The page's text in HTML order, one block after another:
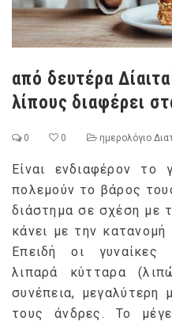
από δευτέρα
λίπους διαφέρει
0 0 ημερολόγιο
Είναι ενδιαφέρον το
πολεμούν το βάρος
διάστημα σε σχέση με
κάνει με την
Επειδή οι γυναίκες
λιπαρά κύτταρα
συνέπεια,
τους άνδρες. Το